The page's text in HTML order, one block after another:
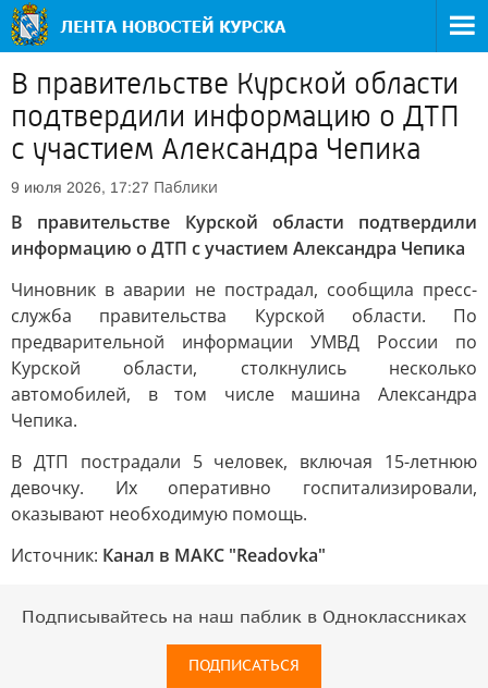
В правительстве Курской области
подтвердили информацию о ДТП
с участием Александра Чепика
9 июля 2026, 17:27 Паблики
В правительстве Курской области подтвердили
информацию о ДТП с участием Александра Чепика
Чиновник в аварии не пострадал, сообщила пресс-
служба правительства Курской области. По
предварительной информации УМВД России по
Курской области, столкнулись несколько
автомобилей, в том числе машина Александра
Чепика.
В ДТП пострадали 5 человек, включая 15-летнюю
девочку. Их оперативно госпитализировали,
оказывают необходимую помощь.
Источник: Канал в МАКС "Readovka"
Подписывайтесь на наш паблик в Одноклассниках
ПОДПИСАТЬСЯ